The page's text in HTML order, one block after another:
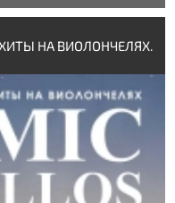
ХИТЫ НА ВИОЛОНЧЕЛЯХ.